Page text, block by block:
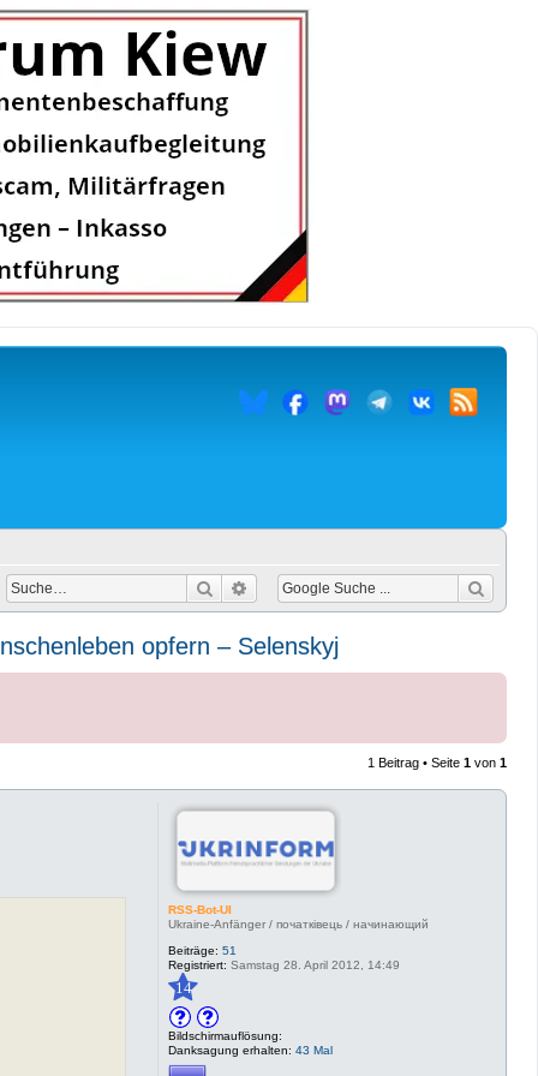
Suche Erweiterte Suche
opfern – Selenskyj
1 Beitrag • Seite 1 von 1
RSS-Bot-UI
Ukraine-Anfänger / початківець / начинающий
Beiträge: 51
Registriert: Samstag 28. April 2012, 14:49
14
Bildschirmauflösung:
Danksagung erhalten: 43 Mal